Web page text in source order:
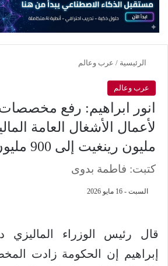
الرئيسية / عرب وعالم
عرب وعالم
انور ابراهيم: رفع مخصصات
مليون رينغيت إلى 900 مليون رينغيت
كتبت: فاطمة بدوى
السبت - 16 مايو 2026
قال رئيس الوزراء الماليزي
إبراهيم إن الحكومة زادت